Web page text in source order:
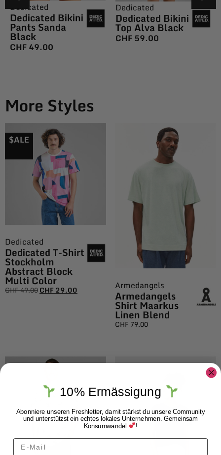
Dedicated
Dedicated Bikini
Pants Sanda
Black
CHF49.00
Dedicated
Dedicated Bikini
Top Alva Black
CHF59.00
More Styles
$ALE
Dedicated
Dedicated T-Shirt
Stockholm
Abstract Block
Multi Color
CHF49.00CHF 29.00 Armedangels
Armedangels
Shirt Maarkus
Linen Blend
CHF 79.00
10% Ermässigung
Abonniere unseren Freshletter, damit stärkst du unsere Community
und unterstützst ein echtes lokales Unternehmen. Gemeinsam
Konsumwandel !